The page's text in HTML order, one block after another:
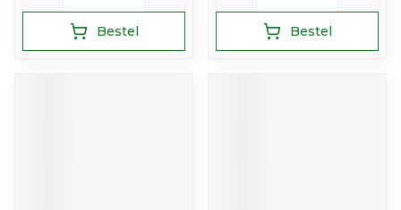
Bestel Bestel